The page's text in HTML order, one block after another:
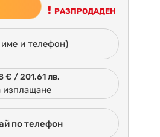
РАЗПРОДАДЕН
и телефон)
€ / 201.61 лв.
изплащане
по телефон